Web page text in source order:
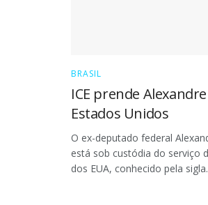
BRASIL
ICE prende
Estados Unidos
O ex-deputado federal
está sob custódia do serviço
dos EUA, conhecido pela